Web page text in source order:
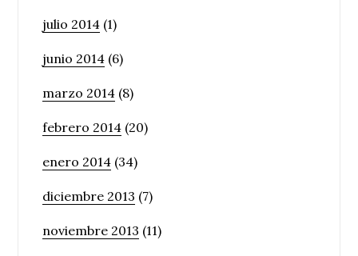
julio 2014 (1)
junio 2014 (6)
marzo 2014 (8)
febrero 2014 (20)
enero 2014 (34)
diciembre 2013 (7)
noviembre 2013 (11)